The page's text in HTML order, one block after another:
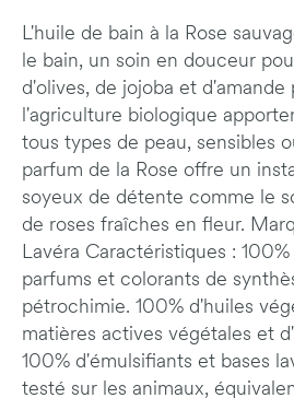
L'huile de bain à la Rose
le bain, un soin en douceur
d'olives, de jojoba et d'amande
l'agriculture biologique
tous types de peau, sensibles
parfum de la Rose offre un
soyeux de détente comme le
de roses fraîches en fleur.
Lavéra Caractéristiques :
parfums et colorants de
pétrochimie. 100% d'huiles
matières actives végétales et
100% d'émulsifiants et bases
testé sur les animaux,